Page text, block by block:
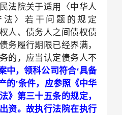
法院关于适用〈中华人
〉若干问题的规定
人、债务人之间债权债
务履行期限已经界满，
的，应当认定债务人不
中，领科公司符合‘具备
的’条件，应参照《中华
》第三十五条的规定，
资。故执行法院在执行